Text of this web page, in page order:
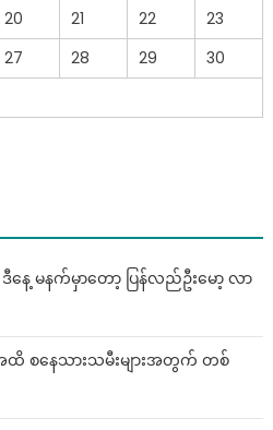
20 21 22
23
27 28 29
30
နေ့ မနက်မှာတော့ ပြန်လည်ဦးမော့ လာ
အထိ စနေသားသမီးများအတွက် တစ်